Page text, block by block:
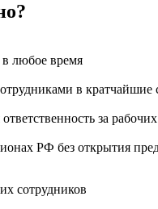
любое время
в кратчайшие
за рабочих
РФ без открытия
сотрудников